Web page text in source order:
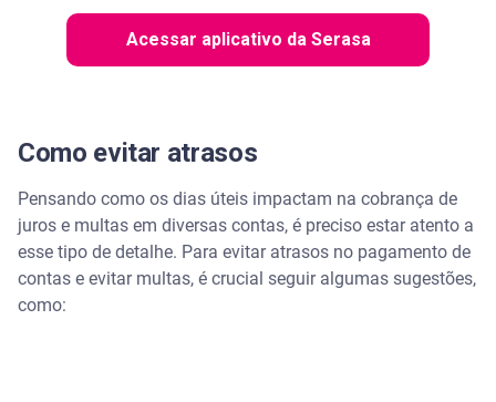
Acessar aplicativo da Serasa
Como evitar atrasos
Pensando como os dias úteis impactam na cobrança de
juros e multas em diversas contas, é preciso estar atento a
esse tipo de detalhe. Para evitar atrasos no pagamento de
contas e evitar multas, é crucial seguir algumas sugestões,
como: